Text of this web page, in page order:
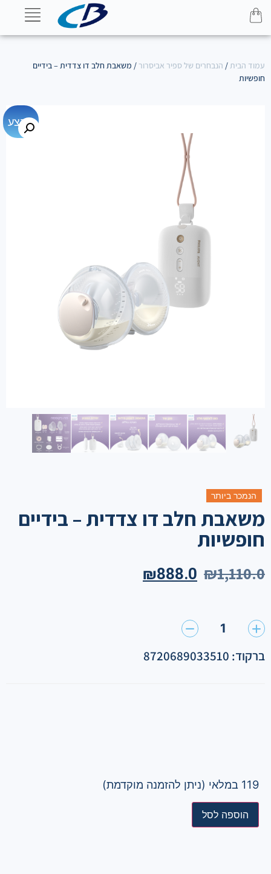
עמוד הבית/ הנבחרים של ספיר אביסרור/ משאבת חלב דו צדדית – בידיים
חופשיות
מבצע
הנמכר ביותר
משאבת חלב דו צדדית – בידיים
חופשיות
₪1,110.0
₪888.0
1
ברקוד: 8720689033510
119 במלאי (ניתן להזמנה מוקדמת)
הוספה לסל